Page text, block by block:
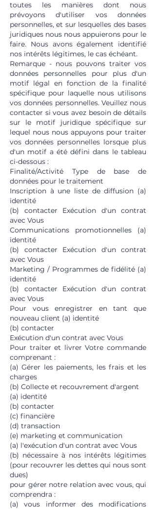
toutes les manières dont nous
prévoyons d'utiliser vos données
personnelles, et sur lesquelles des bases
juridiques nous nous appuierons pour le
faire. Nous avons également identifié
nos intérêts légitimes, le cas échéant.
Remarque - nous pouvons traiter vos
données personnelles pour plus d'un
motif légal en fonction de la finalité
spécifique pour laquelle nous utilisons
vos données personnelles. Veuillez nous
contacter si vous avez besoin de détails
sur le motif juridique spécifique sur
lequel nous nous appuyons pour traiter
vos données personnelles lorsque plus
d'un motif a été défini dans le tableau
ci-dessous :
Finalité/Activité Type de base de
données pour le traitement
Inscription à une liste de diffusion (a)
identité
(b) contacter Exécution d'un contrat
avec Vous
Communications promotionnelles (a)
identité
(b) contacter Exécution d'un contrat
avec Vous
Marketing / Programmes de fidélité (a)
identité
(b) contacter Exécution d'un contrat
avec Vous
Pour vous enregistrer en tant que
nouveau client (a) identité
(b) contacter
Exécution d'un contrat avec Vous
Pour traiter et livrer Votre commande
comprenant :
(a) Gérer les paiements, les frais et les
charges
(b) Collecte et recouvrement d'argent
(a) identité
(b) contacter
(c) financière
(d) transaction
(e) marketing et communication
(a) l'exécution d'un contrat avec Vous
(b) nécessaire à nos intérêts légitimes
(pour recouvrer les dettes qui nous sont
dues)
pour gérer notre relation avec vous, qui
comprendra :
(a) vous informer des modifications